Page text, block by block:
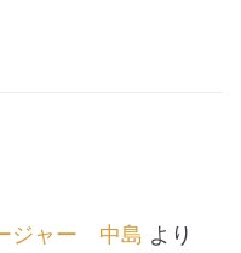
ジャー 中島 より